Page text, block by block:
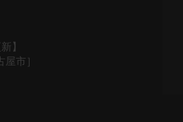
】
市］